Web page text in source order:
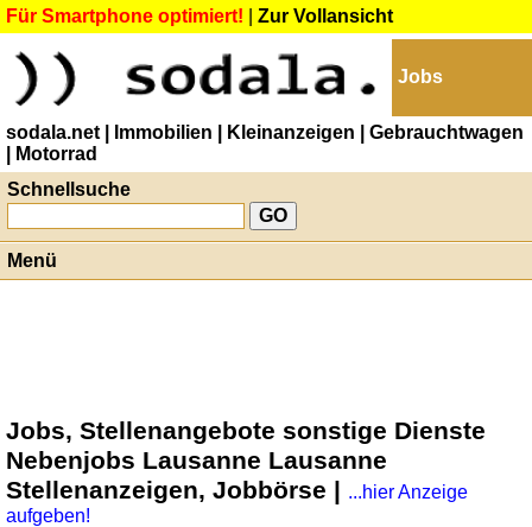
Für Smartphone optimiert! Zur Vollansicht
Jobs
sodala.net | Immobilien | Kleinanzeigen
| Gebrauchtwagen
| Motorrad
Schnellsuche
Menü
Jobs, Stellenangebote sonstige Dienste
Nebenjobs Lausanne Lausanne
Stellenanzeigen, Jobbörse | ...hier Anzeige
aufgeben!